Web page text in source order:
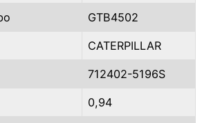
GTB4502
CATERPILLAR
712402-5196S
0,94